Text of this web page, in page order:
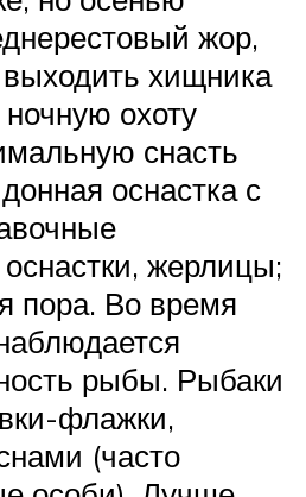
жор,
хищника
охоту
снасть
оснастка с
жерлицы;
пора. Во время
рыбы. Рыбаки
флажки,
(часто